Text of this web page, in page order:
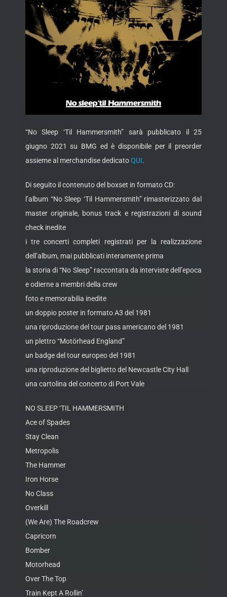
“No Sleep ‘Til Hammersmith” sarà pubblicato il 25
giugno 2021 su BMG ed è disponibile per il preorder
assieme al merchandise dedicatoQUI.
Di seguito il contenuto del boxset in formato CD:
l’album “No Sleep ‘Til Hammersmith” rimasterizzato dal
master originale, bonus track e registrazioni di sound
check inedite
i tre concerti completi registrati per la realizzazione
dell’album, mai pubblicati interamente prima
la storia di “No Sleep” raccontata da interviste dell’epoca
e odierne a membri della crew
foto e memorabilia inedite
un doppio poster in formato A3 del 1981
una riproduzione del tour pass americano del 1981
un plettro “Motörhead England”
un badge del tour europeo del 1981
una riproduzione del biglietto del Newcastle City Hall
una cartolina del concerto di Port Vale
NO SLEEP ‘TIL HAMMERSMITH
Ace of Spades
Stay Clean
Metropolis
The Hammer
Iron Horse
No Class
Overkill
(We Are) The Roadcrew
Capricorn
Bomber
Motorhead
Over The Top
Train Kept A Rollin’